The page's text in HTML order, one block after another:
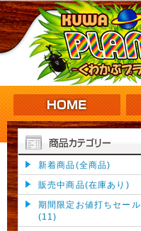
新着商品(全商品)
販売中商品(在庫あり)
期間限定お値打ちセール
(11)